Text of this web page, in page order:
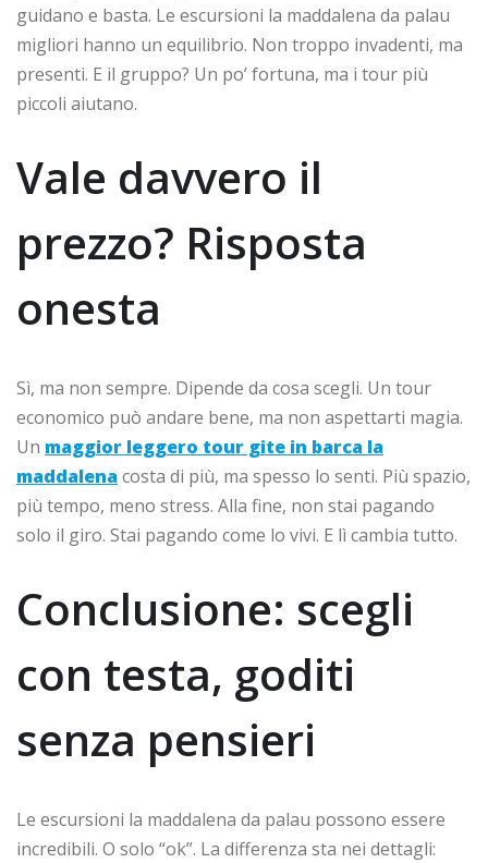
guidano e basta. Le escursioni la maddalena da palau
migliori hanno un equilibrio. Non troppo invadenti, ma
presenti. E il gruppo? Un po’ fortuna, ma i tour più
piccoli aiutano.
Vale davvero il
prezzo? Risposta
onesta
Sì, ma non sempre. Dipende da cosa scegli. Un tour
economico può andare bene, ma non aspettarti magia.
Un maggior leggero tour gite in barca la
maddalenacosta di più, ma spesso lo senti. Più spazio,
più tempo, meno stress. Alla fine, non stai pagando
solo il giro. Stai pagando come lo vivi. E lì cambia tutto.
Conclusione: scegli
con testa, goditi
senza pensieri
Le escursioni la maddalena da palau possono essere
incredibili. O solo “ok”. La differenza sta nei dettagli: